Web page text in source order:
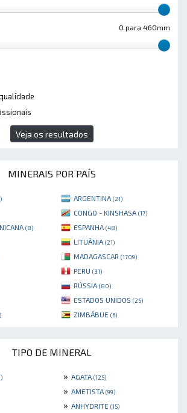
0 para 460mm
Veja os resultados
MINERAIS POR PAÍS
ARGENTINA (21)
CONGO - KINSHASA (17)
(8) ESPANHA (48)
LITUÂNIA (21)
MADAGASCAR (1709)
PERU (31)
RÚSSIA (80)
ESTADOS UNIDOS (25)
ZIMBÁBUE (6)
TIPO DE MINERAL
» AGATA (125)
» AMETISTA (99)
» ANHYDRITE (15)